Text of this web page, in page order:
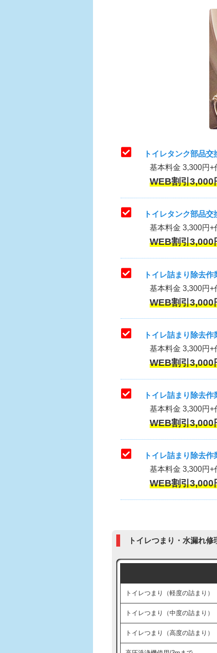
トイレタンク部品
基本料金 3,300円
WEB割引
トイレタンク部品
基本料金 3,300円+
WEB割引
トイレ詰まり除去作
基本料金 3,300円+
WEB割引
トイレ詰まり除去
基本料金 3,300円+
WEB割引
トイレ詰まり除去
基本料金 3,300円+
WEB割引
トイレ詰まり除去
基本料金 3,300円+
WEB割引
トイレつまり・水漏れ
トイレつまり（軽度の詰まり）
トイレつまり（中度の詰まり）
トイレつまり（高度の詰まり）